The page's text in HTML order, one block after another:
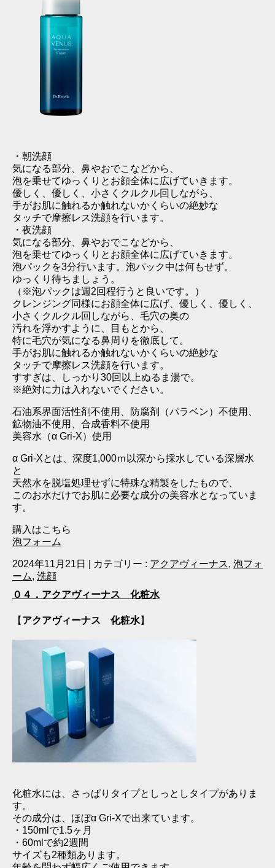
・朝洗顔
気になる部分、鼻やおでこなどから、
泡を乗せてゆっくりとお顔全体に広げていきます。
優しく、優しく、小さくクルクル回しながら、
手がお肌に触れるか触れないかくらいの絶妙な
タッチで摩擦レス洗顔を行います。
・夜洗顔
気になる部分、鼻やおでこなどから、
泡を乗せてゆっくりとお顔全体に広げていきます。
泡パックを3分行います。泡パック中は何もせず。
ゆっくり待ちましょう。
（※泡パックは週2回程行うと良いです。）
クレンジング同様にお顔全体に広げ、優しく、優しく、
小さくクルクル回しながら、毛穴の奥の
汚れを浮かすように、目もとから、
特に毛穴が気になる鼻周りを徹底して。
手がお肌に触れるか触れないかくらいの絶妙な
タッチで摩擦レス洗顔を行います。
すすぎは、しっかり30回以上ぬるま湯で。
※絶対に力は入れないでください。
石油系界面活性剤不使用、防腐剤（パラベン）不使用、
鉱物油不使用、合成香料不使用
美容水（α Gri‐X）使用
α Gri‐Xとは、深度1,000ｍ以深から採水している深層水
と
天然水を脱塩処理せずに特殊な精製をしたもので、
このお水だけでお肌に必要な成分の美容水となっていま
す。
購入はこちら
泡フォーム
2024年11月21日 カテゴリー : アクアヴィーナス, 泡フォ
ーム, 洗顔
０４．アクアヴィーナス 化粧水
【 アクアヴィーナス 化粧水】
化粧水には、さっぱりタイプとしっとしタイプがありま
す。
その成分は、ほぼα Gri‐Xで出来ています。
・150mlで1.5ヶ月
・60mlで約2週間
サイズも2種類あります。